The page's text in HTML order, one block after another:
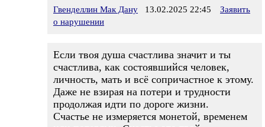
Гвенделлин Мак Дану 13.02.2025 22:45
Заявить
о нарушении
Если твоя душа счастлива значит и ты
счастлива, как состоявшийся человек,
личность, мать и всё сопричастное к этому.
Даже не взирая на потери и трудности
продолжая идти по дороге жизни.
Счастье не измеряется монетой, временем